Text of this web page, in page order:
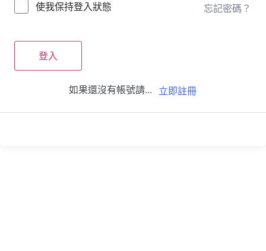
使我保持登入狀態 忘記密碼？
登入
如果還沒有帳號請... 立即註冊